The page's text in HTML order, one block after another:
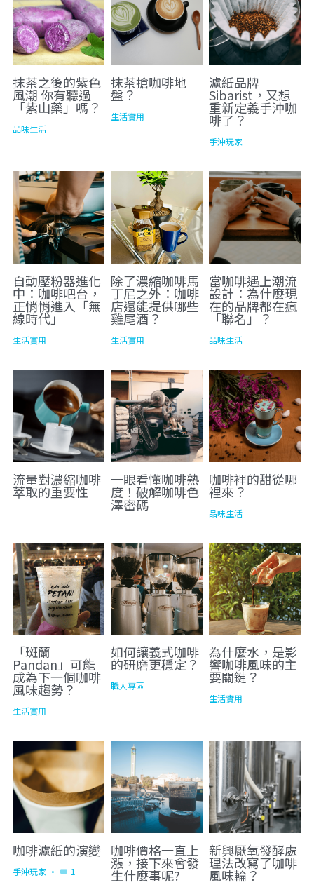
合作夥伴
月月新鮮配咖啡
抹茶之後的紫色
風潮 你有聽過
「紫山藥」嗎？
品味生活
抹茶搶咖啡地
盤？
生活實用
濾紙品牌
Sibarist，又想
重新定義手沖咖
啡了？
手沖玩家
自動壓粉器進化
中：咖啡吧台，
正悄悄進入「無
線時代」
生活實用
除了濃縮咖啡馬
丁尼之外：咖啡
店還能提供哪些
雞尾酒？
生活實用
當咖啡遇上潮流
設計：為什麼現
在的品牌都在瘋
「聯名」？
品味生活
流量對濃縮咖啡
萃取的重要性
一眼看懂咖啡熟
度！破解咖啡色
澤密碼
咖啡裡的甜從哪
裡來？
品味生活
「斑蘭
Pandan」可能
成為下一個咖啡
風味趨勢？
生活實用
如何讓義式咖啡
的研磨更穩定？
職人專區
為什麼水，是影
響咖啡風味的主
要關鍵？
生活實用
咖啡濾紙的演變
手沖玩家 · 1
咖啡價格一直上
漲，接下來會發
生什麼事呢?
新興厭氧發酵處
理法改寫了咖啡
風味輪？